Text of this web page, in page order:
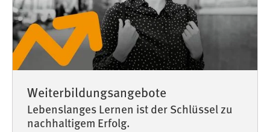
Weiterbildungsangebote
Lebenslanges Lernen ist der Schlüssel zu
nachhaltigem Erfolg.